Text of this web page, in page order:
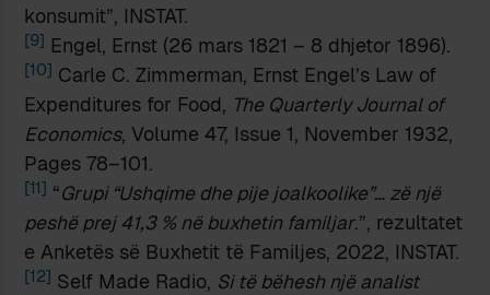
konsumit”, INSTAT.
[9] Engel, Ernst (26 mars 1821 – 8 dhjetor 1896).
[10] Carle C. Zimmerman, Ernst Engel’s Law of
Expenditures for Food, The Quarterly Journal of
Economics, Volume 47, Issue 1, November 1932,
Pages 78–101.
[11] “Grupi “Ushqime dhe pije joalkoolike”… zë një
peshë prej 41,3 % në buxhetin familjar.”, rezultatet
e Anketës së Buxhetit të Familjes, 2022, INSTAT.
[12] Self Made Radio, Si të bëhesh një analist